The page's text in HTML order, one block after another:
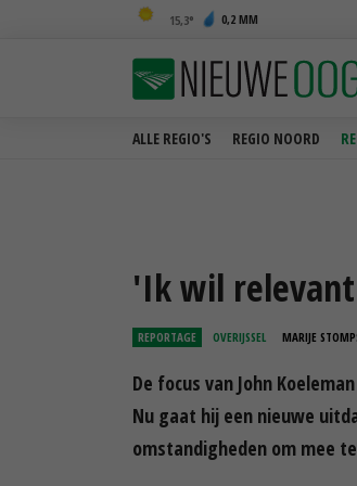
15,3 0,2 MM
ALLE REGIO'S REGIO NOORD
'Ik wil
REPORTAGE OVERIJSSEL MARIJE
De focus van John
Nu gaat hij een nieuwe
omstandigheden om mee